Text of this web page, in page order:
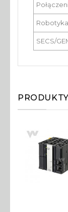
Robotyka
SECS/